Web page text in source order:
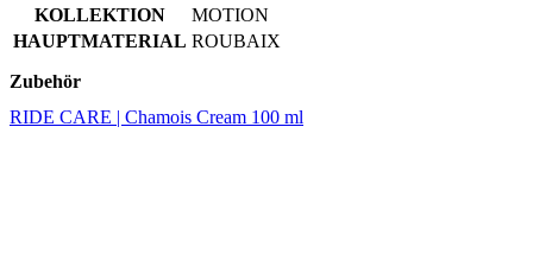
KOLLEKTION
MOTION
HAUPTMATERIAL ROUBAIX
Zubehör
RIDE CARE | Chamois Cream 100 ml